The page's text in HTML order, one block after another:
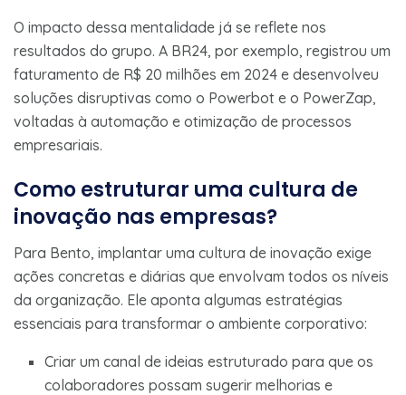
O impacto dessa mentalidade já se reflete nos
resultados do grupo. A BR24, por exemplo, registrou um
faturamento de R$ 20 milhões em 2024 e desenvolveu
soluções disruptivas como o Powerbot e o PowerZap,
voltadas à automação e otimização de processos
empresariais.
Como estruturar uma cultura de
inovação nas empresas?
Para Bento, implantar uma cultura de inovação exige
ações concretas e diárias que envolvam todos os níveis
da organização. Ele aponta algumas estratégias
essenciais para transformar o ambiente corporativo:
Criar um canal de ideias estruturado para que os
colaboradores possam sugerir melhorias e